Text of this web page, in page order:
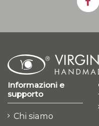
Informazioni e
supporto
Chi siamo